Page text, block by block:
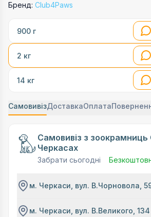
Бренд: Club4Paws
900 г
2 кг
14 кг
СамовивізДоставкаОплата
Самовивіз з зоокрамниць
Черкасах
Забрати сьогодні
м. Черкаси, вул. В.Чорновола,
м. Черкаси, вул. В.Великого, 134